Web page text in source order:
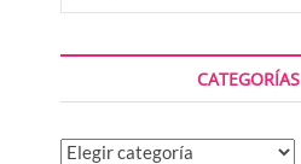
CATEGORÍAS
Categorías